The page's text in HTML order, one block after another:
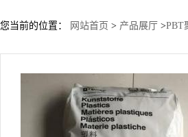
您当前的位置： 网站首页 > 产品展厅 >PBT